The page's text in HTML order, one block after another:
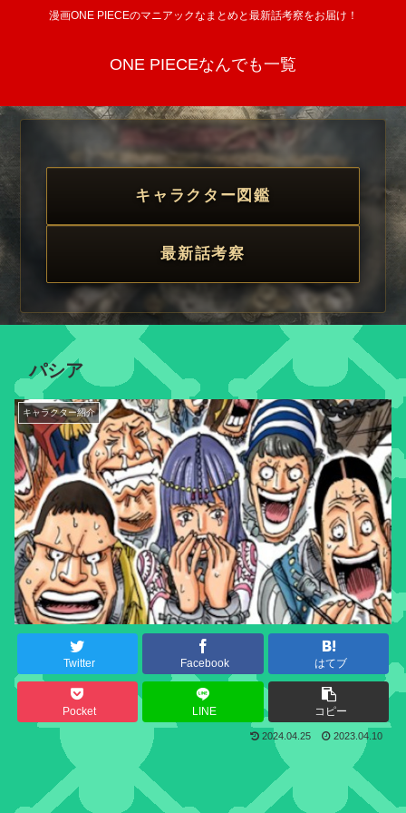
漫画ONE PIECEのマニアックなまとめと最新話考察をお届け！
ONE PIECEなんでも一覧
キャラクター図鑑
最新話考察
パシア
キャラクター紹介
Twitter Facebook はてブ
Pocket LINE コピー
2024.04.25 2023.04.10